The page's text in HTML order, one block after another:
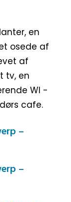
en
osede af
af
tv, en
WI -
cafe.